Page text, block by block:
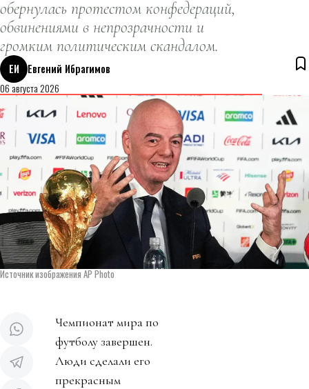
обернулась протестом конфедераций,
обвинениями в непрозрачности и
громким политическим скандалом.
ЕИ
Евгений Ибрагимов
06 августа 2026
Источник изображения AP Photo
Чемпионат мира по
футболу завершен.
Люди сделали его
прекрасным